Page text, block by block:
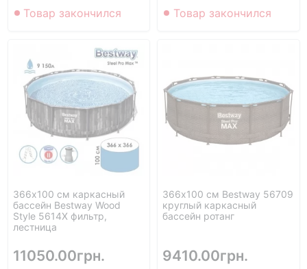
Товар закончился
Товар закончился
366х100 см каркасный
бассейн Bestway Wood
Style 5614X фильтр,
лестница
11050.00грн.
366х100 см Bestway 56709
круглый каркасный
бассейн ротанг
9410.00грн.